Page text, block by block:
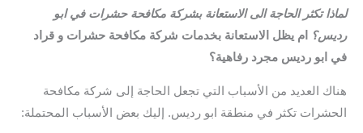
لماذا تكثر الحاجة الى الاستعانة بشركة مكافحة حشرات في ابو
رديس؟
ام يظل الاستعانة بخدمات شركة مكافحة حشرات و قراد
في ابو رديس مجرد رفاهية؟
هناك العديد من الأسباب التي تجعل الحاجة إلى شركة مكافحة
الحشرات تكثر في منطقة ابو رديس. إليك بعض الأسباب المحتملة: